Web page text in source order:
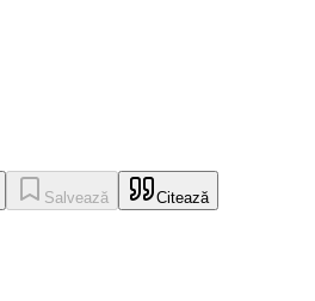
Salvează Citează